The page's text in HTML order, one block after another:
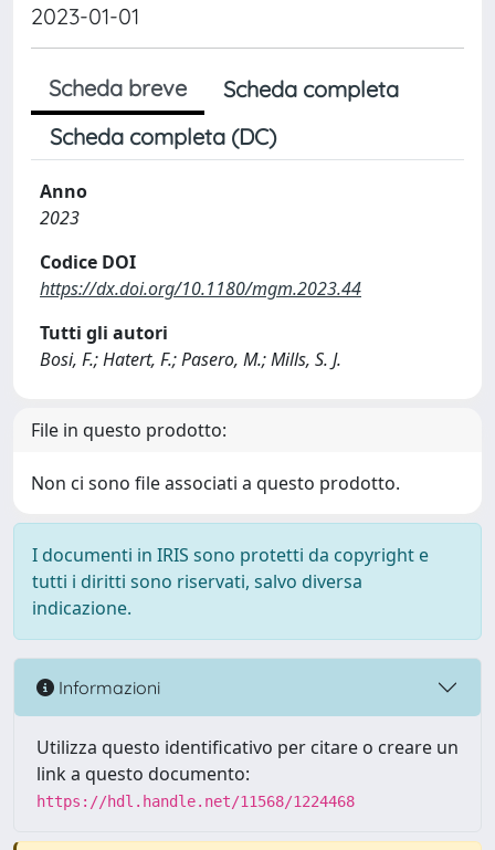
2023-01-01
Scheda breve
Scheda completa
Scheda completa (DC)
Anno
2023
Codice DOI
https://dx.doi.org/10.1180/mgm.2023.44
Tutti gli autori
Bosi, F.; Hatert, F.; Pasero, M.; Mills, S. J.
File in questo prodotto:
Non ci sono file associati a questo prodotto.
I documenti in IRIS sono protetti da copyright e
tutti i diritti sono riservati, salvo diversa
indicazione.
Informazioni
Utilizza questo identificativo per citare o creare un
link a questo documento:
https://hdl.handle.net/11568/1224468